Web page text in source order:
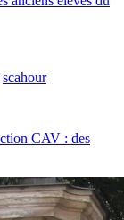
scahour
CAV : des